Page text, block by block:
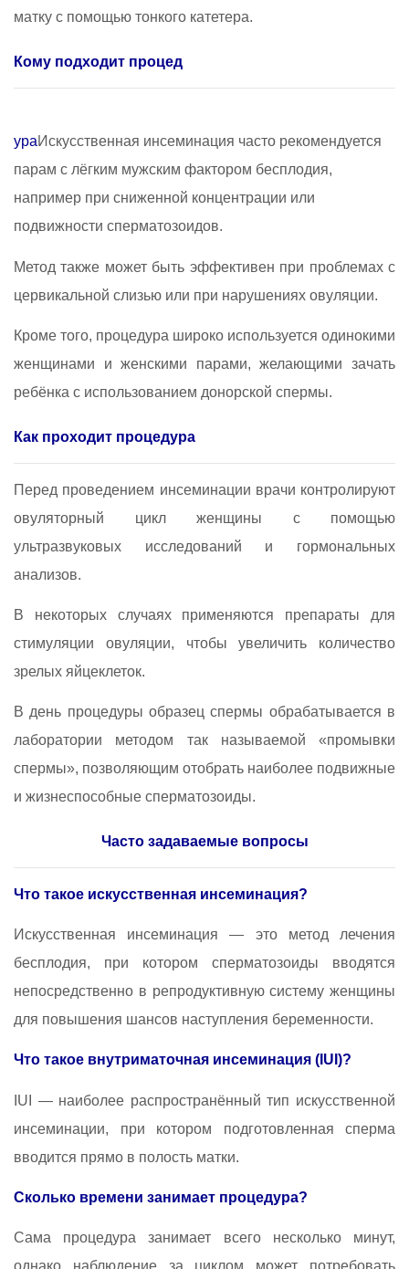
матку с помощью тонкого катетера.
Кому подходит процед
ураИскусственная инсеминация часто рекомендуется
парам с лёгким мужским фактором бесплодия,
например при сниженной концентрации или
подвижности сперматозоидов.
Метод также может быть эффективен при проблемах с
цервикальной слизью или при нарушениях овуляции.
Кроме того, процедура широко используется одинокими
женщинами и женскими парами, желающими зачать
ребёнка с использованием донорской спермы.
Как проходит процедура
Перед проведением инсеминации врачи контролируют
овуляторный цикл женщины с помощью
ультразвуковых исследований и гормональных
анализов.
В некоторых случаях применяются препараты для
стимуляции овуляции, чтобы увеличить количество
зрелых яйцеклеток.
В день процедуры образец спермы обрабатывается в
лаборатории методом так называемой «промывки
спермы», позволяющим отобрать наиболее подвижные
и жизнеспособные сперматозоиды.
Часто задаваемые вопросы
Что такое искусственная инсеминация?
Искусственная инсеминация — это метод лечения
бесплодия, при котором сперматозоиды вводятся
непосредственно в репродуктивную систему женщины
для повышения шансов наступления беременности.
Что такое внутриматочная инсеминация (IUI)?
IUI — наиболее распространённый тип искусственной
инсеминации, при котором подготовленная сперма
вводится прямо в полость матки.
Сколько времени занимает процедура?
Сама процедура занимает всего несколько минут,